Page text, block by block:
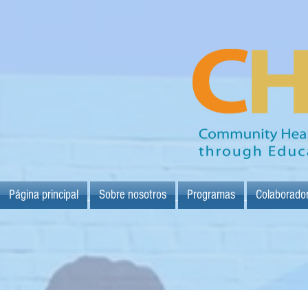
Página principal Sobre nosotros Programas